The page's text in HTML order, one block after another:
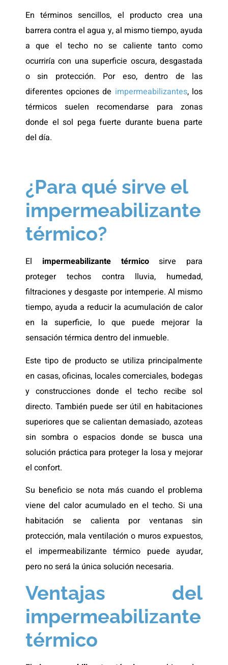
En términos sencillos, el producto crea una
barrera contra el agua y, al mismo tiempo, ayuda
a que el techo no se caliente tanto como
ocurriría con una superficie oscura, desgastada
o sin protección. Por eso, dentro de las
diferentes opciones de impermeabilizantes, los
térmicos suelen recomendarse para zonas
donde el sol pega fuerte durante buena parte
del día.
¿Para qué sirve el
impermeabilizante
térmico?
El impermeabilizante térmicosirve para
proteger techos contra lluvia, humedad,
filtraciones y desgaste por intemperie. Al mismo
tiempo, ayuda a reducir la acumulación de calor
en la superficie, lo que puede mejorar la
sensación térmica dentro del inmueble.
Este tipo de producto se utiliza principalmente
en casas, oficinas, locales comerciales, bodegas
y construcciones donde el techo recibe sol
directo. También puede ser útil en habitaciones
superiores que se calientan demasiado, azoteas
sin sombra o espacios donde se busca una
solución práctica para proteger la losa y mejorar
el confort.
Su beneficio se nota más cuando el problema
viene del calor acumulado en el techo. Si una
habitación se calienta por ventanas sin
protección, mala ventilación o muros expuestos,
el impermeabilizante térmico puede ayudar,
pero no será la única solución necesaria.
Ventajas del
impermeabilizante
térmico